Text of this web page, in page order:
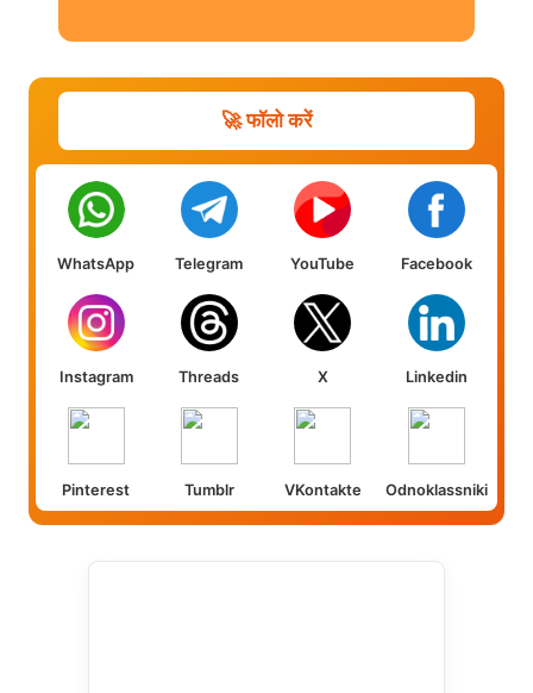
🚀 फॉलो करें
WhatsApp Telegram YouTube Facebook
Instagram Threads X Linkedin
Pinterest Tumblr VKontakte Odnoklassniki